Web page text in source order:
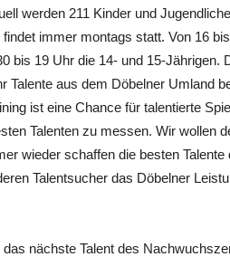
werden 211 Kinder und
immer montags statt. Von 16
bis 19 Uhr die 14- und 15-Jährigen.
Talente aus dem Döbelner Umland
ist eine Chance für talentierte
Talenten zu messen. Wir wollen
wieder schaffen die besten
Talentsucher das Döbelner
nächste Talent des